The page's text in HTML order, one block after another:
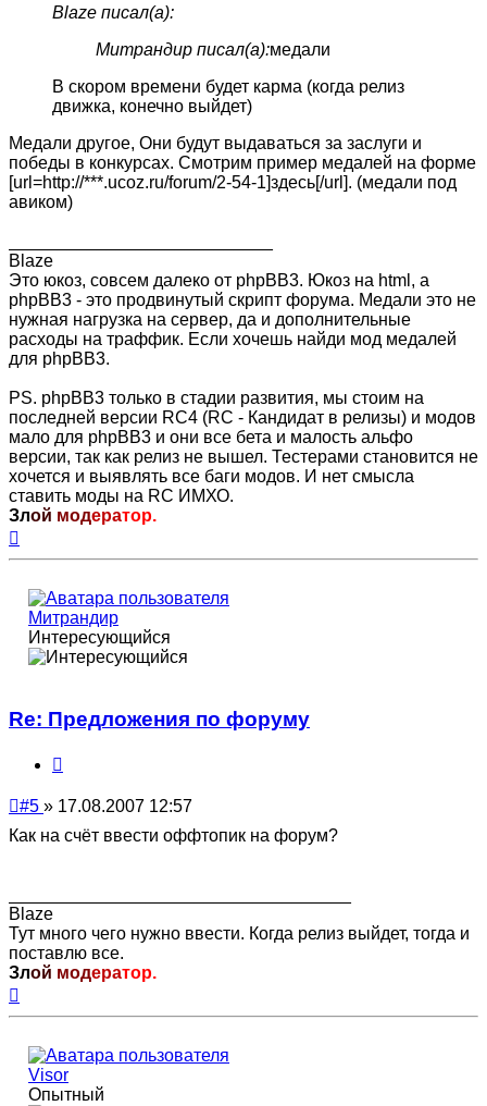
Blaze писал(а):
Митрандир писал(а):медали
В скором времени будет карма (когда релиз
движка, конечно выйдет)
Медали другое, Они будут выдаваться за заслуги и
победы в конкурсах. Смотрим пример медалей на форме
[url=http://***.ucoz.ru/forum/2-54-1]здесь[/url]. (медали под
авиком)
Blaze
Это юкоз, совсем далеко от phpBB3. Юкоз на html, а
phpBB3 - это продвинутый скрипт форума. Медали это не
нужная нагрузка на сервер, да и дополнительные
расходы на траффик. Если хочешь найди мод медалей
для phpBB3.
PS. phpBB3 только в стадии развития, мы стоим на
последней версии RC4 (RC - Кандидат в релизы) и модов
мало для phpBB3 и они все бета и малость альфо
версии, так как релиз не вышел. Тестерами становится не
хочется и выявлять все баги модов. И нет смысла
ставить моды на RC ИМХО.
Злой модератор.
Митрандир
Интересующийся
Re: Предложения по форуму
Непрочитанное
#5 » 17.08.2007 12:57
Как на счёт ввести оффтопик на форум?
Blaze
Тут много чего нужно ввести. Когда релиз выйдет, тогда и
поставлю все.
Злой модератор.
Visor
Опытный